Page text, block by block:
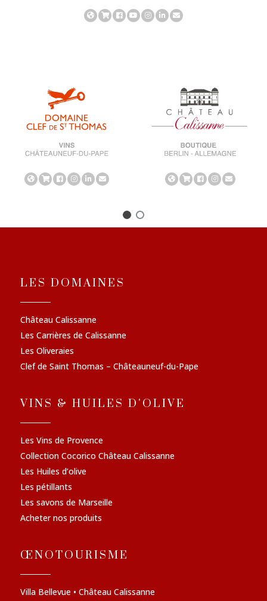
LES DOMAINES
Château Calissanne
Les Carrières de Calissanne
Les Oliveraies
Clef de Saint Thomas – Châteauneuf-du-Pape
VINS & HUILES D'OLIVE
Les Vins de Provence
Collection Cocorico Château Calissanne
Les Huiles d’olive
Les pétillants
Les savons de Marseille
Acheter nos produits
ŒNOTOURISME
Villa Bellevue • Château Calissanne